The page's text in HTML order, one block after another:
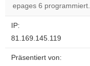
epages 6 programmiert.
IP:
81.169.145.119
Präsentiert von: